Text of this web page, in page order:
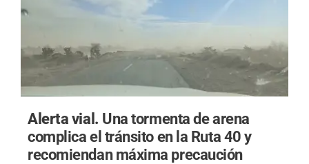
Alerta vial. Una tormenta de arena
complica el tránsito en la Ruta 40 y
recomiendan máxima precaución